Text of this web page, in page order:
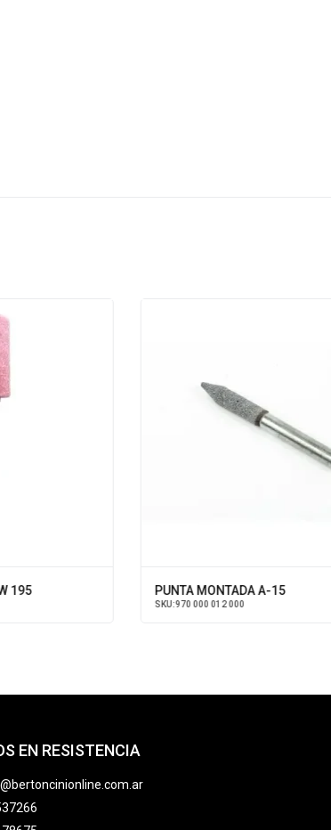
195 PUNTA MONTADA A-15
SKU:970 000 012 000
EN RESISTENCIA